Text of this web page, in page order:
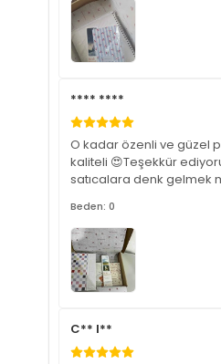
**** ****
O kadar özenli ve güzel
kaliteli 😍Teşekkür
satıcalara denk gelmek
Beden: 0
C** I**